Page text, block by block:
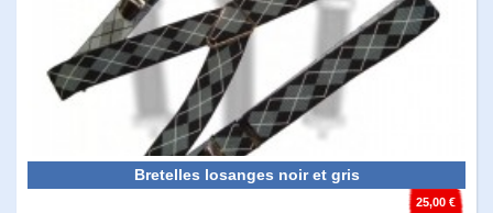
25,00 €
Bretelles losanges noir et gris